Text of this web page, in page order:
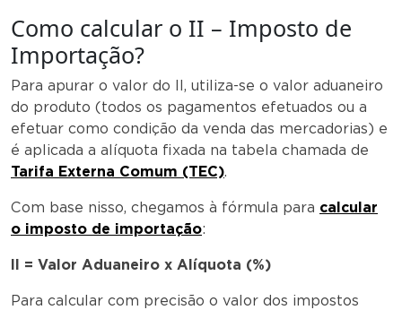
Como calcular o II – Imposto de
Importação?
Para apurar o valor do II, utiliza-se o valor aduaneiro
do produto (todos os pagamentos efetuados ou a
efetuar como condição da venda das mercadorias) e
é aplicada a alíquota fixada na tabela chamada de
Tarifa Externa Comum (TEC).
Com base nisso, chegamos à fórmula para calcular
o imposto de importação:
II = Valor Aduaneiro x Alíquota (%)
Para calcular com precisão o valor dos impostos